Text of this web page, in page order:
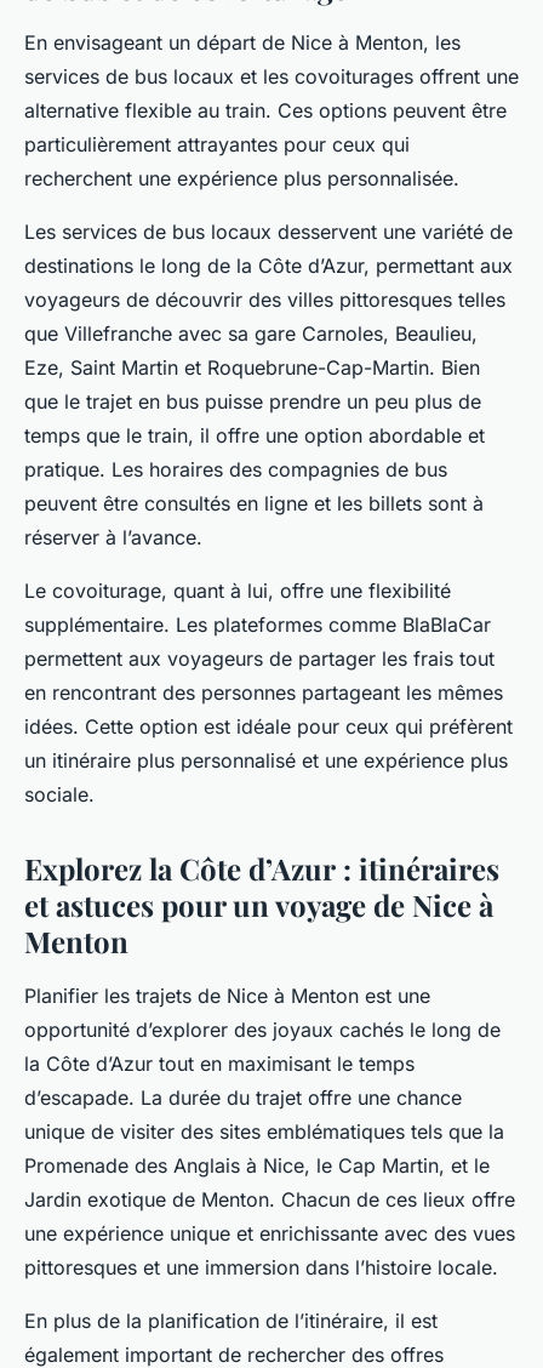
En envisageant un départ de Nice à Menton, les
services de bus locaux et les covoiturages offrent une
alternative flexible au train. Ces options peuvent être
particulièrement attrayantes pour ceux qui
recherchent une expérience plus personnalisée.
Les services de bus locaux desservent une variété de
destinations le long de la Côte d’Azur, permettant aux
voyageurs de découvrir des villes pittoresques telles
que Villefranche avec sa gare Carnoles, Beaulieu,
Eze, Saint Martin et Roquebrune-Cap-Martin. Bien
que le trajet en bus puisse prendre un peu plus de
temps que le train, il offre une option abordable et
pratique. Les horaires des compagnies de bus
peuvent être consultés en ligne et les billets sont à
réserver à l’avance.
Le covoiturage, quant à lui, offre une flexibilité
supplémentaire. Les plateformes comme BlaBlaCar
permettent aux voyageurs de partager les frais tout
en rencontrant des personnes partageant les mêmes
idées. Cette option est idéale pour ceux qui préfèrent
un itinéraire plus personnalisé et une expérience plus
sociale.
Explorez la Côte d’Azur : itinéraires
et astuces pour un voyage de Nice à
Menton
Planifier les trajets de Nice à Menton est une
opportunité d’explorer des joyaux cachés le long de
la Côte d’Azur tout en maximisant le temps
d’escapade. La durée du trajet offre une chance
unique de visiter des sites emblématiques tels que la
Promenade des Anglais à Nice, le Cap Martin, et le
Jardin exotique de Menton. Chacun de ces lieux offre
une expérience unique et enrichissante avec des vues
pittoresques et une immersion dans l’histoire locale.
En plus de la planification de l’itinéraire, il est
également important de rechercher des offres